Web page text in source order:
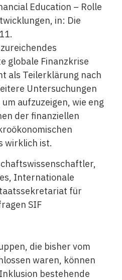
Education – Rolle
in: Die
globale Finanzkrise
als Teilerklärung nach
Untersuchungen
aufzuzeigen, wie eng
der finanziellen
wirklich ist.
Internationale
für
SIF
die bisher vom
waren, können
bestehende